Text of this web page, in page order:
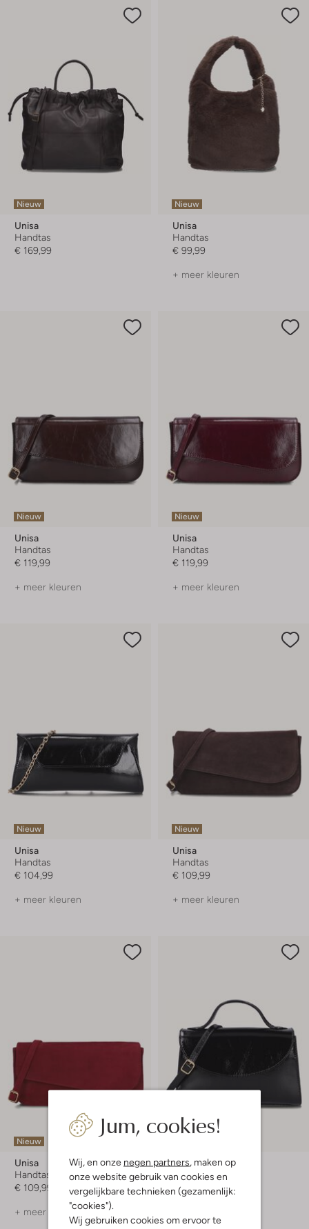
Jum, cookies!
Wij, en onze negen partners, maken op
onze website gebruik van cookies en
vergelijkbare technieken (gezamenlijk:
"cookies").
Wij gebruiken cookies om ervoor te
Nieuw
Unisa
Handtas
€ 169,99
Nieuw
Unisa
Handtas
€ 99,99
+ meer kleuren
Nieuw
Unisa
Handtas
€ 119,99
+ meer kleuren
Nieuw
Unisa
Handtas
€ 119,99
+ meer kleuren
Nieuw
Unisa
Handtas
€ 104,99
+ meer kleuren
Nieuw
Unisa
Handtas
€ 109,99
+ meer kleuren
Nieuw
Unisa
Handtas
€ 109,99
+ meer kleuren
Unisa
Schoudertas
€ 119,99